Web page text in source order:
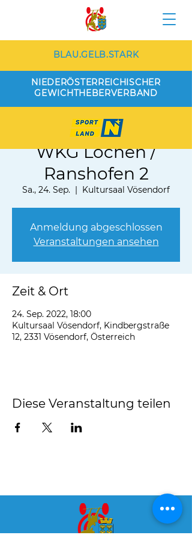
BLAU.GELB.STARK
NIEDERÖSTERREICHISCHER
GEWICHTHEBERVERBAND
AKH Vösendorf 1 vs.
WKG Lochen /
Ranshofen 2
Sa., 24. Sep.
  |
Kultursaal Vösendorf
Anmeldung abgeschlossen
Veranstaltungen ansehen
Zeit & Ort
24. Sep. 2022, 18:00
Kultursaal Vösendorf, Kindbergstraße
12, 2331 Vösendorf, Österreich
Diese Veranstaltung teilen